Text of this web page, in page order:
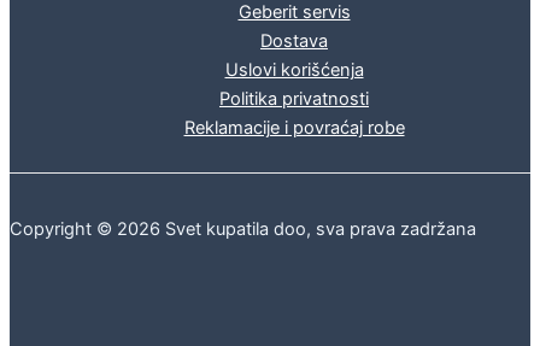
Geberit servis
Dostava
Uslovi korišćenja
Politika privatnosti
Reklamacije i povraćaj robe
Copyright © 2026 Svet kupatila doo, sva prava zadržana